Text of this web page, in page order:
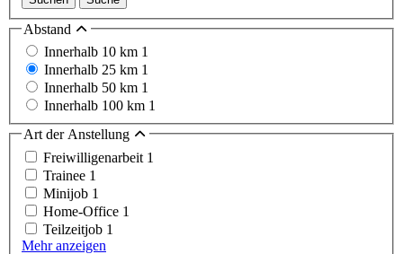
Abstand
Innerhalb 10 km 1
Innerhalb 25 km 1
Innerhalb 50 km 1
Innerhalb 100 km 1
Art der Anstellung
Freiwilligenarbeit 1
Trainee 1
Minijob 1
Home-Office 1
Teilzeitjob 1
Mehr anzeigen